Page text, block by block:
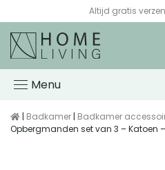
Altijd gratis
Menu
| Badkamer | Badkamer
Opbergmanden set van 3 – Katoen